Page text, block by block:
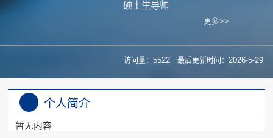
硕士生导师
更多>>
访问量： 5522 最后更新时间： 2026-5-29
个人简介
暂无内容